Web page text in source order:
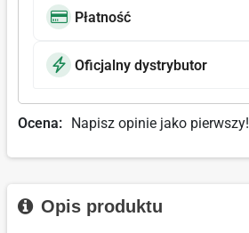
Płatność
Oficjalny dystrybutor
Ocena: Napisz opinie jako pierwszy!
Opis produktu